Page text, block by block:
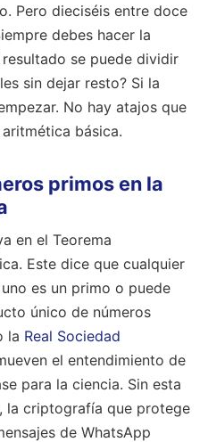
Pero dieciséis entre doce
debes hacer la
se puede dividir
sin dejar resto? Si la
No hay atajos que
básica.
primos en la
en el Teorema
Este dice que cualquier
es un primo o puede
único de números
la Real Sociedad
el entendimiento de
para la ciencia. Sin esta
la criptografía que protege
de WhatsApp